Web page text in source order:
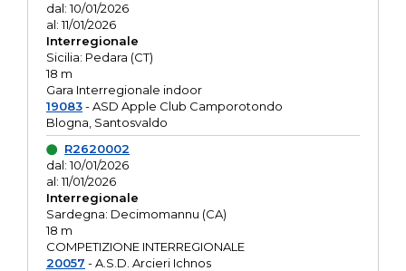
dal: 10/01/2026
al: 11/01/2026
Interregionale
Sicilia: Pedara (CT)
18 m
Gara Interregionale indoor
19083- ASD Apple Club Camporotondo
Blogna, Santosvaldo
R2620002
dal: 10/01/2026
al: 11/01/2026
Interregionale
Sardegna: Decimomannu (CA)
18 m
COMPETIZIONE INTERREGIONALE
20057 - A.S.D. Arcieri Ichnos